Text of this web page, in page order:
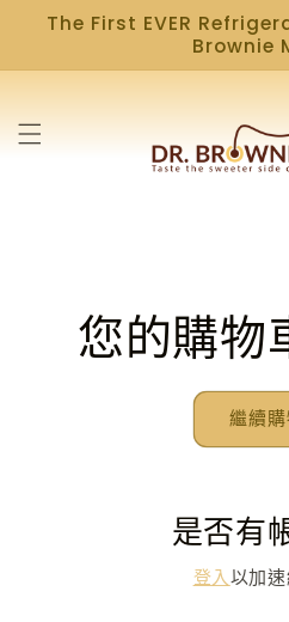
跳至內
容
The First EVER
Brownie
您的購物
繼續
是否有
登入以加速